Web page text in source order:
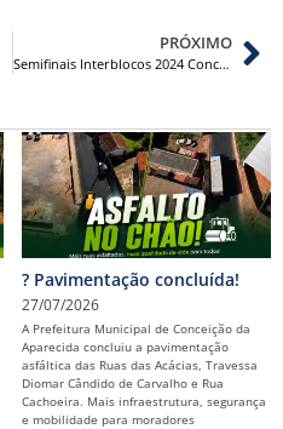
PRÓXIMO
Semifinais Interblocos 2024 Conceição da Aparecida
? Pavimentação concluída!
27/07/2026
A Prefeitura Municipal de Conceição da
Aparecida concluiu a pavimentação
asfáltica das Ruas das Acácias, Travessa
Diomar Cândido de Carvalho e Rua
Cachoeira. Mais infraestrutura, segurança
e mobilidade para moradores